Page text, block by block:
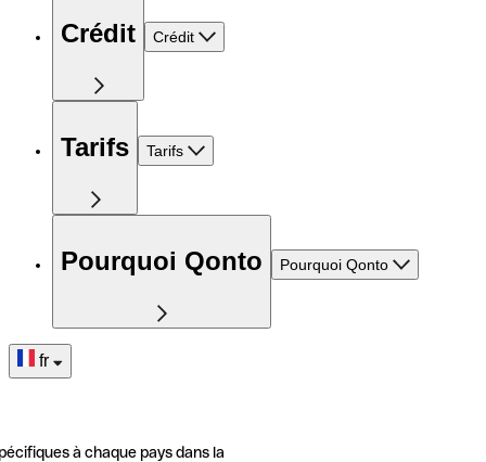
Crédit Crédit
Tarifs Tarifs
Pourquoi Qonto Pourquoi Qonto
fr
à chaque pays dans la